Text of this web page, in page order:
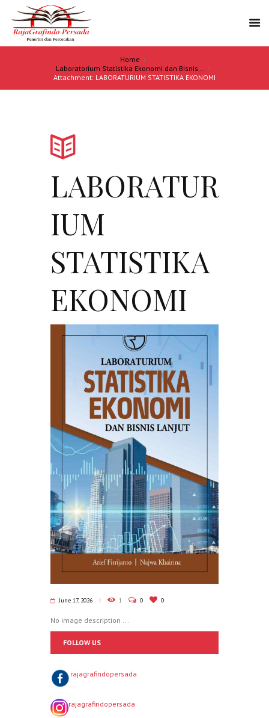
Home
Laboratorium Statistika Ekonomi dan Bisnis...
Attachment: LABORATURIUM STATISTIKA EKONOMI
LABORATUR
IUM
STATISTIKA
EKONOMI
June 17, 2026 1 0 0
No image description ...
FOLLOW US
rajagrafindopersada
rajagrafindopersada